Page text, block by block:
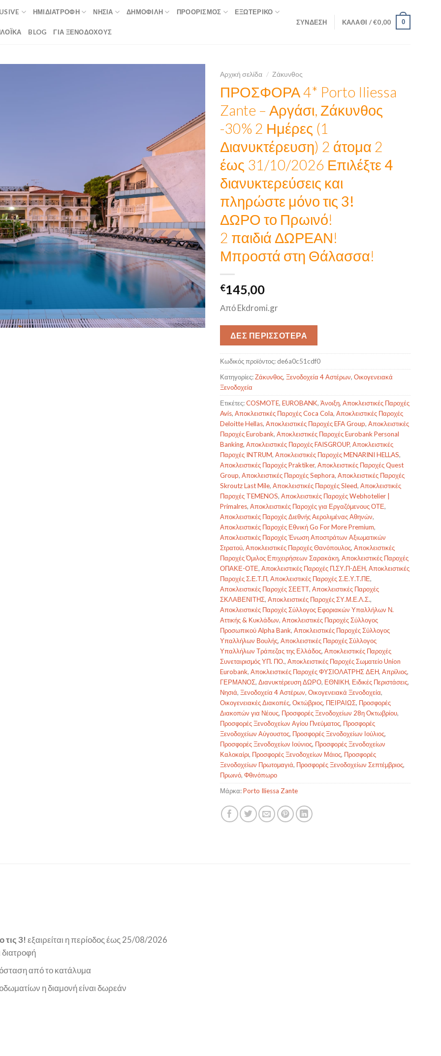
ΗΜΙΔΙΑΤΡΟΦΉ ΝΗΣΙΆ ΔΗΜΟΦΙΛΉ ΠΡΟΟΡΙΣΜΟΣ ΕΞΩΤΕΡΙΚΌ
BLOG ΓΙΑ ΞΕΝΟΔΟΧΟΥΣ
ΣΎΝΔΕΣΗ ΚΑΛΆΘΙ /€0,00 0
Αρχική σελίδα / Ζάκυνθος
ΠΡΟΣΦΟΡΑ 4* Porto Iliessa
Zante – Αργάσι, Ζάκυνθος
-30% 2 Ημέρες (1
Διανυκτέρευση) 2 άτομα 2
έως 31/10/2026 Επιλέξτε 4
διανυκτερεύσεις και
πληρώστε μόνο τις 3!
ΔΩΡΟ το Πρωινό!
2 παιδιά ΔΩΡΕΑΝ!
Μπροστά στη Θάλασσα!
€145,00
Από Ekdromi.gr
ΔΕΣ ΠΕΡΙΣΣΟΤΕΡΑ
Κωδικός προϊόντος: de6a0c51cdf0
Κατηγορίες:Ζάκυνθος,Ξενοδοχεία 4 Αστέρων,Οικογενειακά
Ξενοδοχεία
Ετικέτες:COSMOTE,EUROBANK,Άνοιξη,Αποκλειστικές Παροχές
Avis,Αποκλειστικές Παροχές Coca Cola,Αποκλειστικές Παροχές
Deloitte Hellas,Αποκλειστικές Παροχές EFA Group,Αποκλειστικές
Παροχές Eurobank,Αποκλειστικές Παροχές Eurobank Personal
Banking,Αποκλειστικές Παροχές FAISGROUP,Αποκλειστικές
Παροχές INTRUM,Αποκλειστικές Παροχές MENARINI HELLAS,
Αποκλειστικές Παροχές Praktiker,Αποκλειστικές Παροχές Quest
Group,Αποκλειστικές Παροχές Sephora,Αποκλειστικές Παροχές
Skroutz Last Mile,Αποκλειστικές Παροχές Sleed,Αποκλειστικές
Παροχές TEMENOS,Αποκλειστικές Παροχές Webhotelier |
Primalres,Αποκλειστικές Παροχές για Εργαζόμενους ΟΤΕ,
Αποκλειστικές Παροχές Διεθνής Αερολιμένας Αθηνών,
Αποκλειστικές Παροχές Εθνική Go For More Premium,
Αποκλειστικές Παροχές Ένωση Αποστράτων Αξιωματικών
Στρατού,Αποκλειστικές Παροχές Θανόπουλος,Αποκλειστικές
Παροχές Όμιλος Επιχειρήσεων Σαρακάκη,Αποκλειστικές Παροχές
ΟΠΑΚΕ-ΟΤΕ,Αποκλειστικές Παροχές Π.ΣΥ.Π-ΔΕΗ,Αποκλειστικές
Παροχές Σ.Ε.Τ.Π,Αποκλειστικές Παροχές Σ.Ε.Υ.Τ.ΠΕ,
Αποκλειστικές Παροχές ΣΕΕΤΤ,Αποκλειστικές Παροχές
ΣΚΛΑΒΕΝΙΤΗΣ,Αποκλειστικές Παροχές ΣΥ.Μ.Ε.Λ.Σ.,
Αποκλειστικές Παροχές Σύλλογος Εφοριακών Υπαλλήλων Ν.
Αττικής & Κυκλάδων,Αποκλειστικές Παροχές Σύλλογος
Προσωπικού Alpha Bank,Αποκλειστικές Παροχές Σύλλογος
Υπαλλήλων Βουλής,Αποκλειστικές Παροχές Σύλλογος
Υπαλλήλων Τράπεζας της Ελλάδος,Αποκλειστικές Παροχές
Συνεταιρισμός ΥΠ. ΠΟ.,Αποκλειστικές Παροχές Σωματείο Union
Eurobank,Αποκλειστικές Παροχές ΦΥΣΙΟΛΑΤΡΗΣ ΔΕΗ,Απρίλιος,
ΓΕΡΜΑΝΟΣ,Διανυκτέρευση ΔΩΡΟ, ΕΘΝΙΚΗ, Ειδικές Περιστάσεις,
Νησιά,Ξενοδοχεία 4 Αστέρων,Οικογενειακά Ξενοδοχεία,
Οικογενειακές Διακοπές,Οκτώβριος, ΠΕΙΡΑΙΩΣ, Προσφορές
Διακοπών για Νέους, Προσφορές Ξενοδοχείων 28η Οκτωβρίου,
Προσφορές Ξενοδοχείων Αγίου Πνεύματος, Προσφορές
Ξενοδοχείων Αύγουστος, Προσφορές Ξενοδοχείων Ιούλιος,
Προσφορές Ξενοδοχείων Ιούνιος, Προσφορές Ξενοδοχείων
Καλοκαίρι, Προσφορές Ξενοδοχείων Μάιος, Προσφορές
Ξενοδοχείων Πρωτομαγιά, Προσφορές Ξενοδοχείων Σεπτέμβριος,
Πρωινό,Φθινόπωρο
Μάρκα:Porto Iliessa Zante
τις 3! εξαιρείται η περίοδος έως 25/08/2026
από το κατάλυμα
η διαμονή είναι δωρεάν